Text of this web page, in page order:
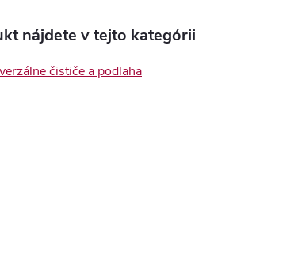
nájdete v tejto kategórii
čističe a podlaha